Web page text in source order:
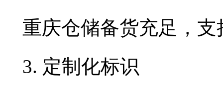
重庆仓储备货充足，
3. 定制化标识